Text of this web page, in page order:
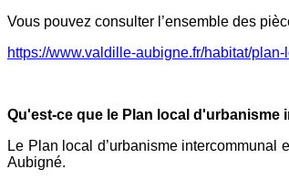
Vous pouvez consulter l’ensemble des
https://www.valdille-aubigne.fr/habitat/
Qu'est-ce que le Plan local d'urbanisme
Le Plan local d’urbanisme intercommunal
Aubigné.